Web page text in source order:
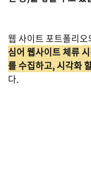
웹 사이트 포트폴리
심어 웹사이트 체류
를 수집하고, 시각화
다.